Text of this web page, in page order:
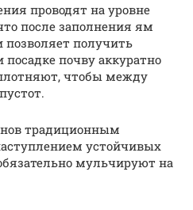
проводят на уровне
после заполнения ям
позволяет получить
почву аккуратно
чтобы между
традиционным
устойчивых
мульчируют на